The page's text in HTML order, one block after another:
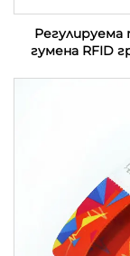
Регулируема
гумена RFID